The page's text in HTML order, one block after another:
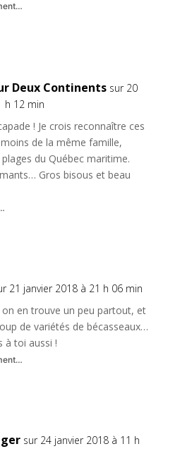
Deux Continents sur 20
h 12 min
! Je crois reconnaître ces
de la même famille,
du Québec maritime.
Gros bisous et beau
21 janvier 2018 à 21 h 06 min
on en trouve un peu partout, et
de variétés de bécasseaux…
à toi aussi !
sur 24 janvier 2018 à 11 h